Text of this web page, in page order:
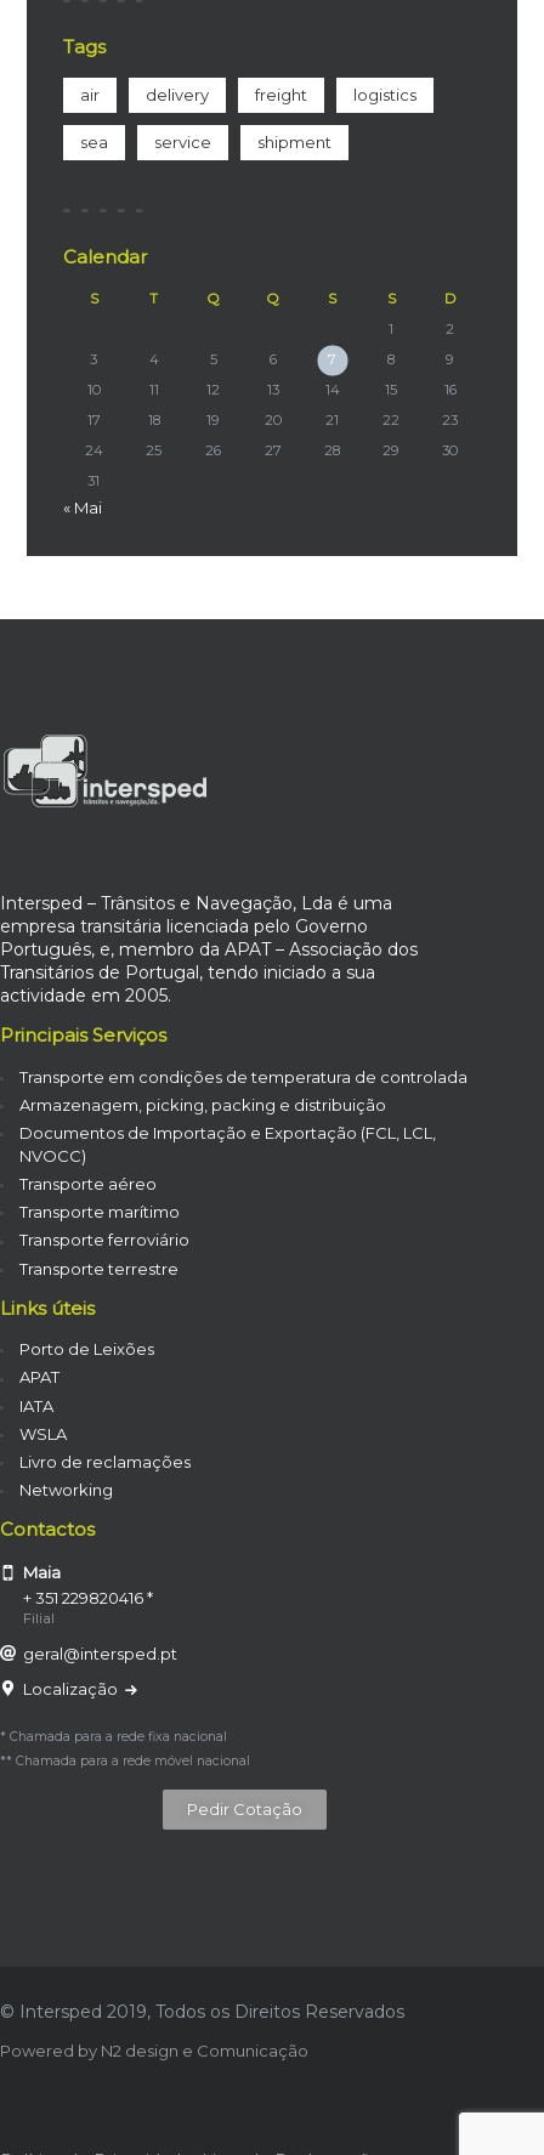
Tags
air delivery freight logistics
sea service shipment
Calendar
S T Q Q S S
D
1
2
3
4 5 6 7 8
9
10
11 12 13 14 15
16
17
18 19 20 21 22
23
24
25 26 27 28 29
30
31
« Mai
Intersped – Trânsitos e Navegação, Lda é uma
empresa transitária licenciada pelo Governo
Português, e, membro da APAT – Associação dos
Transitários de Portugal, tendo iniciado a sua
actividade em 2005.
Principais Serviços
Transporte em condições de temperatura de controlada
Armazenagem, picking, packing e distribuição
Documentos de Importação e Exportação (FCL, LCL,
NVOCC)
Transporte aéreo
Transporte marítimo
Transporte ferroviário
Transporte terrestre
Links úteis
Porto de Leixões
APAT
IATA
WSLA
Livro de reclamações
Networking
Contactos
Maia
+ 351 229820416 *
Filial
geral@intersped.pt
Localização
* Chamada para a rede fixa nacional
** Chamada para a rede móvel nacional
Pedir Cotação
© Intersped 2019, Todos os Direitos Reservados
Powered by N2 design e Comunicação